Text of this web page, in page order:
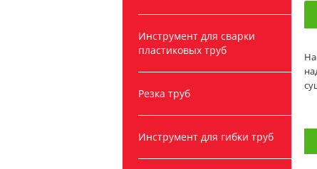
Инструмент для сварки
пластиковых труб
Резка труб
Инструмент для гибки труб